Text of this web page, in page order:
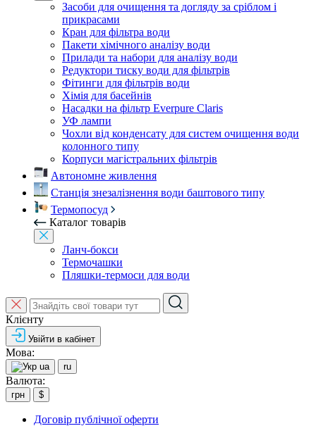
Засоби для очищення та догляду за сріблом і
прикрасами
Кран для фільтра води
Пакети хімічного аналізу води
Прилади та набори для аналізу води
Редуктори тиску води для фільтрів
Фітинги для фільтрів води
Хімія для басейнів
Насадки на фільтр Everpure Claris
УФ лампи
Чохли від конденсату для систем очищення води
колонного типу
Корпуси магістральних фільтрів
Автономне живлення
Станція знезалізнення води баштового типу
Термопосуд
Каталог товарів
Ланч-бокси
Термочашки
Пляшки-термоси для води
Клієнту
Увійти в кабінет
Мова:
ua ru
Валюта:
грн $
Договір публічної оферти